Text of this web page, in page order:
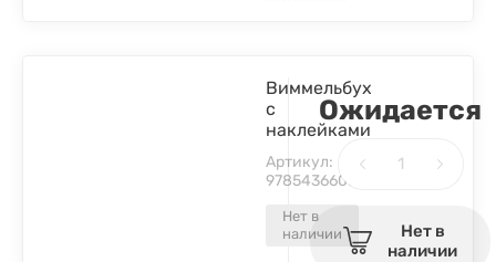
Нет в
наличии
Виммельбух
с
наклейками
Артикул:
9785436608129
Ожидается
Нет в
наличии